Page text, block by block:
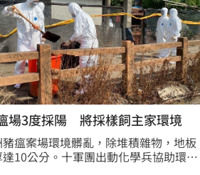
場3度採陽 將採樣飼主家環境
瘟案場環境髒亂，除堆積雜物，地板
10公分。十軍團出動化學兵協助環境